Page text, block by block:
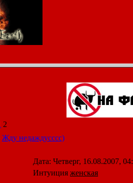
2
Жду недаждусссс)
Дата: Четверг, 16.08.2007,
Интуиция женская